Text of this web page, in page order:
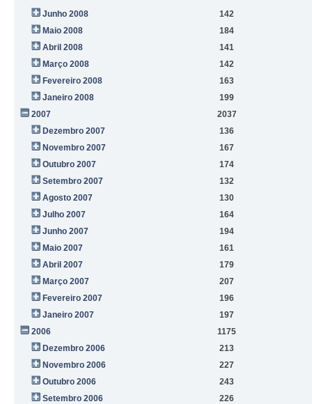
Junho 2008
142
Maio 2008
184
Abril 2008
141
Março 2008
142
Fevereiro 2008
163
Janeiro 2008
199
2007
2037
Dezembro 2007
136
Novembro 2007
167
Outubro 2007
174
Setembro 2007
132
Agosto 2007
130
Julho 2007
164
Junho 2007
194
Maio 2007
161
Abril 2007
179
Março 2007
207
Fevereiro 2007
196
Janeiro 2007
197
2006
1175
Dezembro 2006
213
Novembro 2006
227
Outubro 2006
243
Setembro 2006
226